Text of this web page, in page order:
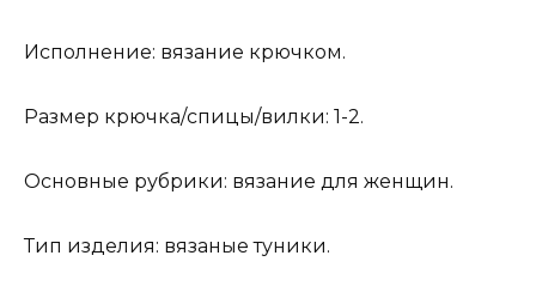
Исполнение: вязание крючком.
Размер крючка/спицы/вилки: 1-2.
Основные рубрики: вязание для женщин.
Тип изделия: вязаные туники.